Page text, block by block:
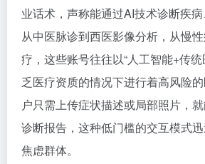
业话术，声称能通过AI技术诊断疾病
从中医脉诊到西医影像分析，从慢
疗，这些账号往往以“人工智能+传
乏医疗资质的情况下进行着高风险
户只需上传症状描述或局部照片，
诊断报告，这种低门槛的交互模式
焦虑群体。